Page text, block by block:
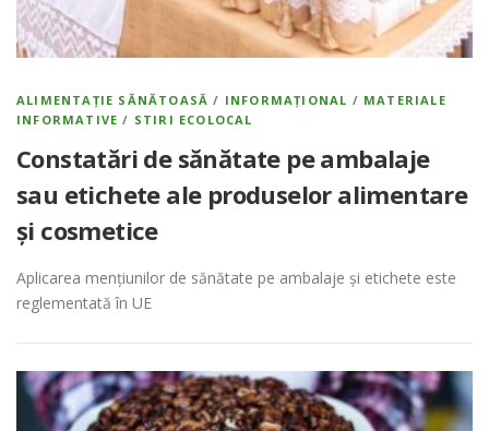
ALIMENTAȚIE SĂNĂTOASĂ / INFORMAȚIONAL / MATERIALE
INFORMATIVE / STIRI ECOLOCAL
Constatări de sănătate pe ambalaje
sau etichete ale produselor alimentare
și cosmetice
Aplicarea mențiunilor de sănătate pe ambalaje și etichete este
reglementată în UE